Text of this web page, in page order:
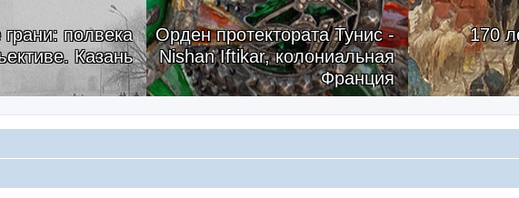
полвека
Казань
Орден протектората Тунис -
Nishan Iftikar, колониальная
Франция
170